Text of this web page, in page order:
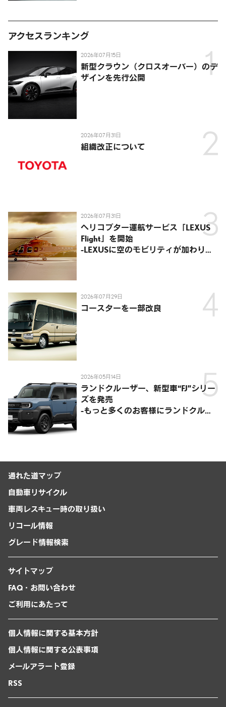
アクセスランキング
2026年07月15日
新型クラウン（クロスオーバー）のデ
ザインを先行公開
2026年07月31日
組織改正について
2026年07月31日
ヘリコプター運航サービス「LEXUS
Flight」を開始
-LEXUSに空のモビリティが加わり、
2026年07月29日
コースターを一部改良
2026年05月14日
ランドクルーザー、新型車“FJ”シリー
ズを発売
-もっと多くのお客様にランドクルー
通れた道マップ
自動車リサイクル
車両レスキュー時の取り扱い
リコール情報
グレード情報検索
サイトマップ
FAQ・お問い合わせ
ご利用にあたって
個人情報に関する基本方針
個人情報に関する公表事項
メールアラート登録
RSS